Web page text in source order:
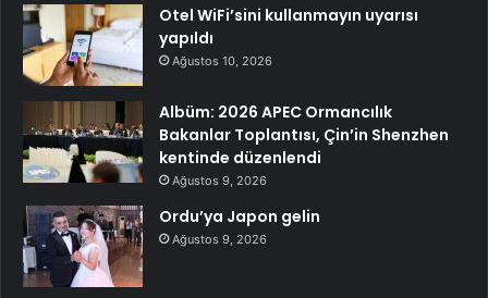
Otel WiFi’sini kullanmayın uyarısı
yapıldı
Ağustos 10, 2026
Albüm: 2026 APEC Ormancılık
Bakanlar Toplantısı, Çin’in Shenzhen
kentinde düzenlendi
Ağustos 9, 2026
Ordu’ya Japon gelin
Ağustos 9, 2026